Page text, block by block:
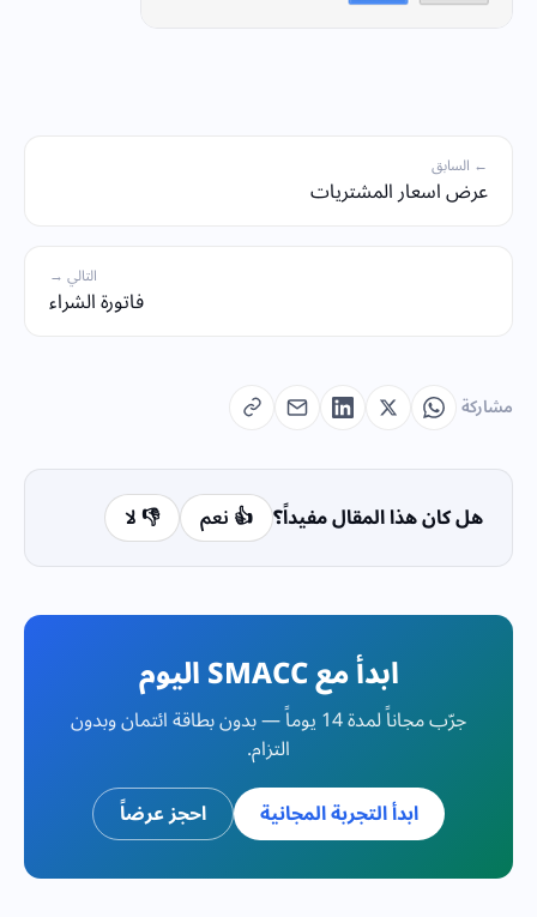
← السابق
عرض اسعار المشتريات
التالي →
فاتورة الشراء
مشاركة
هل كان هذا المقال مفيداً؟ 👍 نعم 👎 لا
ابدأ مع SMACC اليوم
جرّب مجاناً لمدة 14 يوماً — بدون بطاقة ائتمان وبدون
التزام.
ابدأ التجربة المجانية
احجز عرضاً